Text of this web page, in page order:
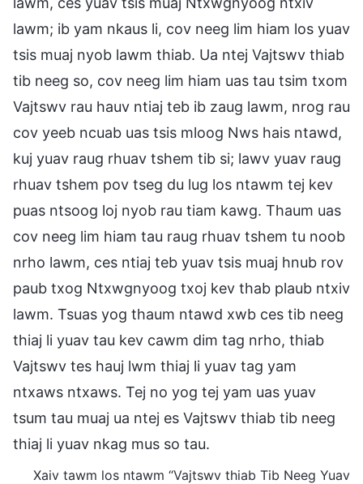
lawm; ib yam nkaus li, cov neeg lim hiam los yuav
tsis muaj nyob lawm thiab. Ua ntej Vajtswv thiab
tib neeg so, cov neeg lim hiam uas tau tsim txom
Vajtswv rau hauv ntiaj teb ib zaug lawm, nrog rau
cov yeeb ncuab uas tsis mloog Nws hais ntawd,
kuj yuav raug rhuav tshem tib si; lawv yuav raug
rhuav tshem pov tseg du lug los ntawm tej kev
puas ntsoog loj nyob rau tiam kawg. Thaum uas
cov neeg lim hiam tau raug rhuav tshem tu noob
nrho lawm, ces ntiaj teb yuav tsis muaj hnub rov
paub txog Ntxwgnyoog txoj kev thab plaub ntxiv
lawm. Tsuas yog thaum ntawd xwb ces tib neeg
thiaj li yuav tau kev cawm dim tag nrho, thiab
Vajtswv tes hauj lwm thiaj li yuav tag yam
ntxaws ntxaws. Tej no yog tej yam uas yuav
tsum tau muaj ua ntej es Vajtswv thiab tib neeg
thiaj li yuav nkag mus so tau.
Xaiv tawm los ntawm “Vajtswv thiab Tib Neeg Yuav